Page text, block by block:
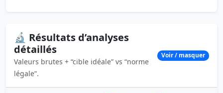
🔬 Résultats d’analyses
détaillés
Valeurs brutes + “cible idéale” vs “norme
légale”.
Voir / masquer